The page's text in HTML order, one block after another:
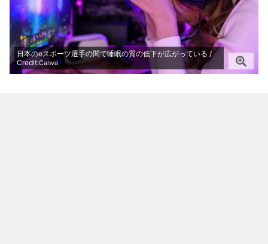
日本のeスポーツ選手の間で睡眠の質の低下が広がっている /
Credit:Canva